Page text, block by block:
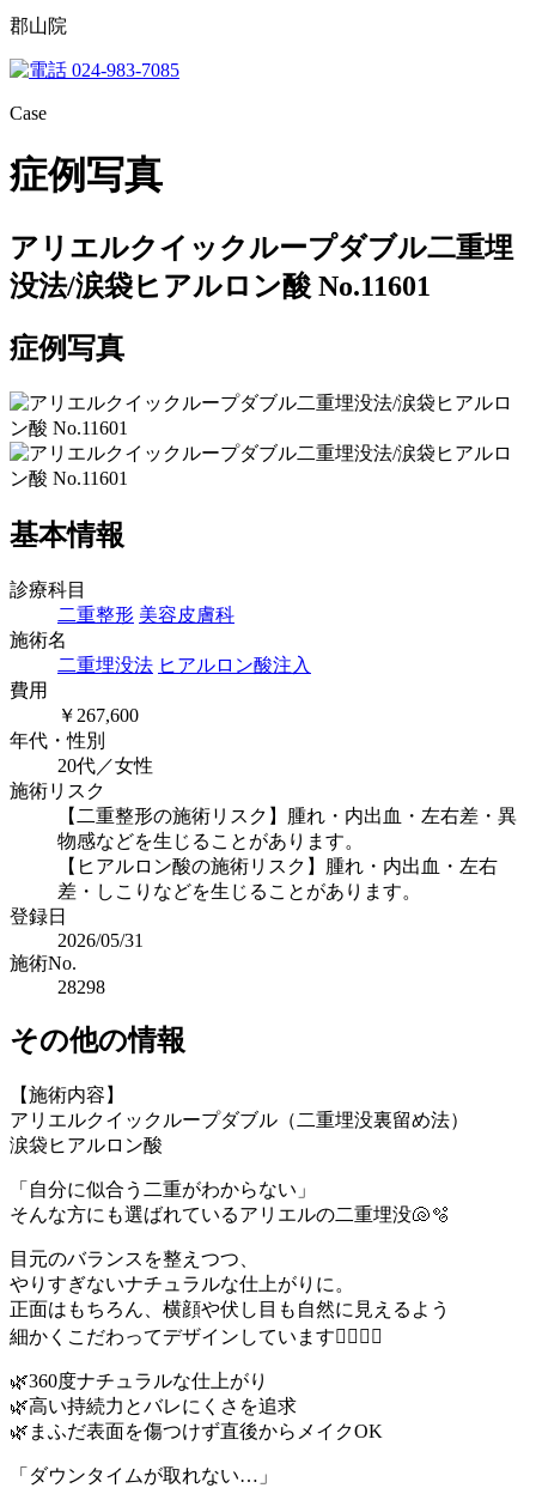
郡山院
024-983-7085
Case
症例写真
アリエルクイックループダブル二重埋
没法/涙袋ヒアルロン酸 No.11601
症例写真
基本情報
診療科目
二重整形 美容皮膚科
施術名
二重埋没法 ヒアルロン酸注入
費用
￥267,600
年代・性別
20代／女性
施術リスク
【二重整形の施術リスク】腫れ・内出血・左右差・異
物感などを生じることがあります。
【ヒアルロン酸の施術リスク】腫れ・内出血・左右
差・しこりなどを生じることがあります。
登録日
2026/05/31
施術No.
28298
その他の情報
【施術内容】
アリエルクイックループダブル（二重埋没裏留め法）
涙袋ヒアルロン酸
「自分に似合う二重がわからない」
そんな方にも選ばれているアリエルの二重埋没🐚🫧
目元のバランスを整えつつ、
やりすぎないナチュラルな仕上がりに。
正面はもちろん、横顔や伏し目も自然に見えるよう
細かくこだわってデザインしています👨🏻‍⚕️✨
🌿360度ナチュラルな仕上がり
🌿高い持続力とバレにくさを追求
🌿まふだ表面を傷つけず直後からメイクOK
「ダウンタイムが取れない…」